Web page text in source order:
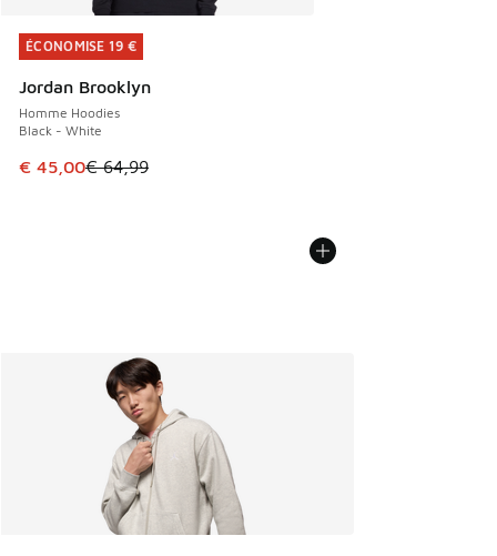
ÉCONOMISE 19 €
Jordan Brooklyn
Homme Hoodies
Black - White
Cet article est en promotion. Prix en baisse de € 64,99 à
€ 45,00€ 64,99
ÉCONOMISE 19 €